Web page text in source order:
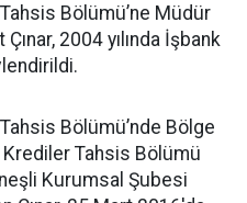
Bölümü’ne Müdür
2004 yılında İşbank
Bölümü’nde Bölge
Krediler Tahsis Bölümü
Kurumsal Şubesi